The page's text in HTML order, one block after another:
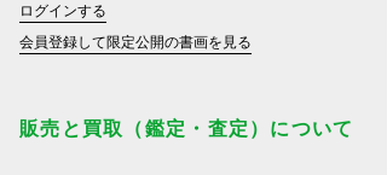
ログインする
会員登録して限定公開の書画を見る
販売と買取（鑑定・査定）について